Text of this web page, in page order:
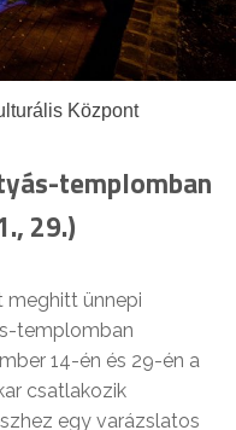
Központ
templomban
29.)
meghitt ünnepi
templomban
14-én és 29-én a
csatlakozik
egy varázslatos